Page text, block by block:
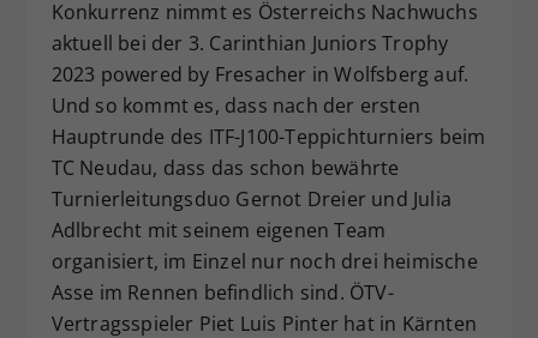
Konkurrenz nimmt es Österreichs Nachwuchs
aktuell bei der 3. Carinthian Juniors Trophy
2023 powered by Fresacher in Wolfsberg auf.
Und so kommt es, dass nach der ersten
Hauptrunde des ITF-J100-Teppichturniers beim
TC Neudau, dass das schon bewährte
Turnierleitungsduo Gernot Dreier und Julia
Adlbrecht mit seinem eigenen Team
organisiert, im Einzel nur noch drei heimische
Asse im Rennen befindlich sind. ÖTV-
Vertragsspieler Piet Luis Pinter hat in Kärnten
Zweck
Einstellungen. Unter anderem eine
zufällig generierte ID, für die
historische Speicherung Ihrer
vorgenommen Einstellungen, falls der
Webseiten-Betreiber dies eingestellt